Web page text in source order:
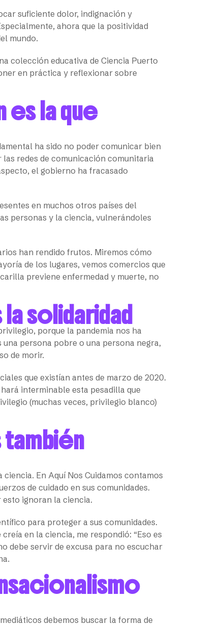
suficiente dolor, indignación y
ahora que la positividad
mundo.
colección educativa de Ciencia Puerto
en práctica y reflexionar sobre
es la que
ha sido no poder comunicar bien
redes de comunicación comunitaria
el gobierno ha fracasado
en muchos otros países del
personas y la ciencia, vulnerándoles
han rendido frutos. Miremos cómo
de los lugares, vemos comercios que
previene enfermedad y muerte, no
solidaridad
porque la pandemia nos ha
persona pobre o una persona negra,
de morir.
que existían antes de marzo de 2020.
interminable esta pesadilla que
(muchas veces, privilegio blanco)
En Aquí Nos Cuidamos contamos
de cuidado en sus comunidades.
esto ignoran la ciencia.
para proteger a sus comunidades.
en la ciencia, me respondió: “Eso es
debe servir de excusa para no escuchar
debemos buscar la forma de